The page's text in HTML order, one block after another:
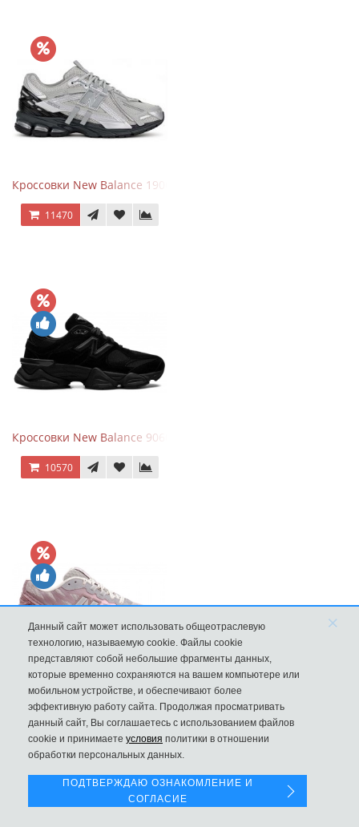
Кроссовки New Balance 1906 Black Silver Metallic
11470
Кроссовки New Balance 9060 Triple Black
10570
New Balance 1906R Fantomfit Ice Wine
9970
Данный сайт может использовать общеотраслевую
технологию, называемую cookie. Файлы cookie
представляют собой небольшие фрагменты данных,
которые временно сохраняются на вашем компьютере или
мобильном устройстве, и обеспечивают более
эффективную работу сайта. Продолжая просматривать
данный сайт, Вы соглашаетесь с использованием файлов
cookie и принимаете условия политики в отношении
обработки персональных данных.
×
ПОДТВЕРЖДАЮ ОЗНАКОМЛЕНИЕ И
СОГЛАСИЕ